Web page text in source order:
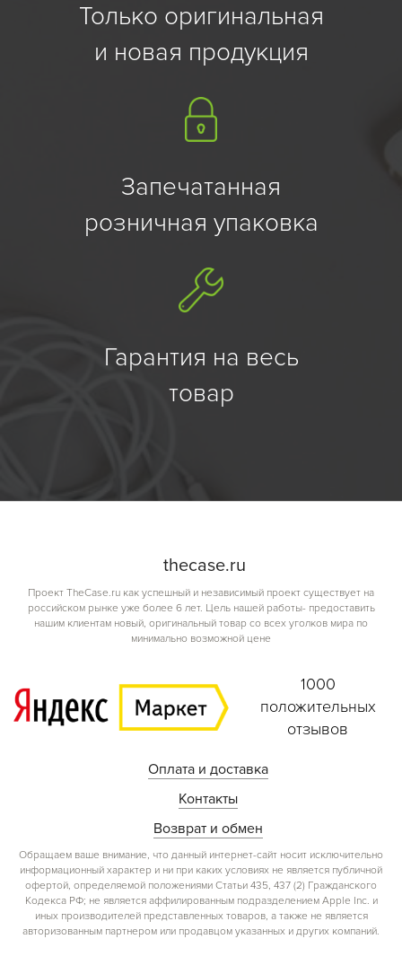
Только оригинальная
и новая продукция
Запечатанная
розничная упаковка
Гарантия на весь
товар
thecase.ru
Проект TheCase.ru как успешный и независимый проект существует на
российском рынке уже более 6 лет. Цель нашей работы- предоставить
нашим клиентам новый, оригинальный товар со всех уголков мира по
минимально возможной цене
1000
положительных
отзывов
Оплата и доставка
Контакты
Возврат и обмен
Обращаем ваше внимание, что данный интернет-сайт носит исключительно
информационный характер и ни при каких условиях не является публичной
офертой, определяемой положениями Статьи 435, 437 (2) Гражданского
Кодекса РФ; не является аффилированным подразделением Apple Inc. и
иных производителей представленных товаров, а также не является
авторизованным партнером или продавцом указанных и других компаний.